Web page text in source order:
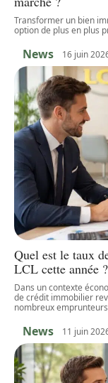
Transformer un bien
option de plus en plus
News 16 juin
Quel est le taux
LCL cette année ?
Dans un contexte
de crédit immobilier
nombreux
News 11 juin